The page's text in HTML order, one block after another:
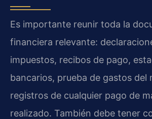
Es importante reunir toda la
financiera relevante:
impuestos, recibos de pago,
bancarios, prueba de gastos del
registros de cualquier pago de
realizado. También debe tener